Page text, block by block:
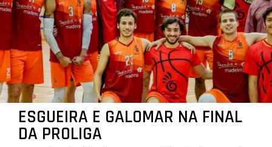
ESGUEIRA E GALOMAR NA FINAL
DA PROLIGA